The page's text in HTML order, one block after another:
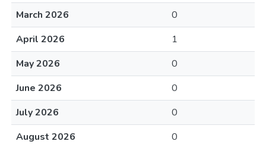
March 2026
0
April 2026
1
May 2026
0
June 2026
0
July 2026
0
August 2026
0